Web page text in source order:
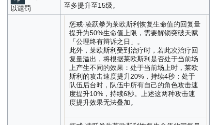
以谴罚
至多提升至15级。
惩戒·凌跃拳为莱欧斯利恢复生命值的回复量
提升为50%生命值上限，需要解锁突破天赋
「公理终有辩诉之日」。
此外，莱欧斯利受到治疗时，若此次治疗回
复量溢出，将根据莱欧斯利是否处于当前场
上产生不同的效果：处于当前场上时，莱欧
斯利的攻击速度提升20%，持续4秒；处于
队伍后台时，队伍中所有自己的角色攻击速
度提升10%，持续6秒。上述这两种攻击速
度提升效果无法叠加。